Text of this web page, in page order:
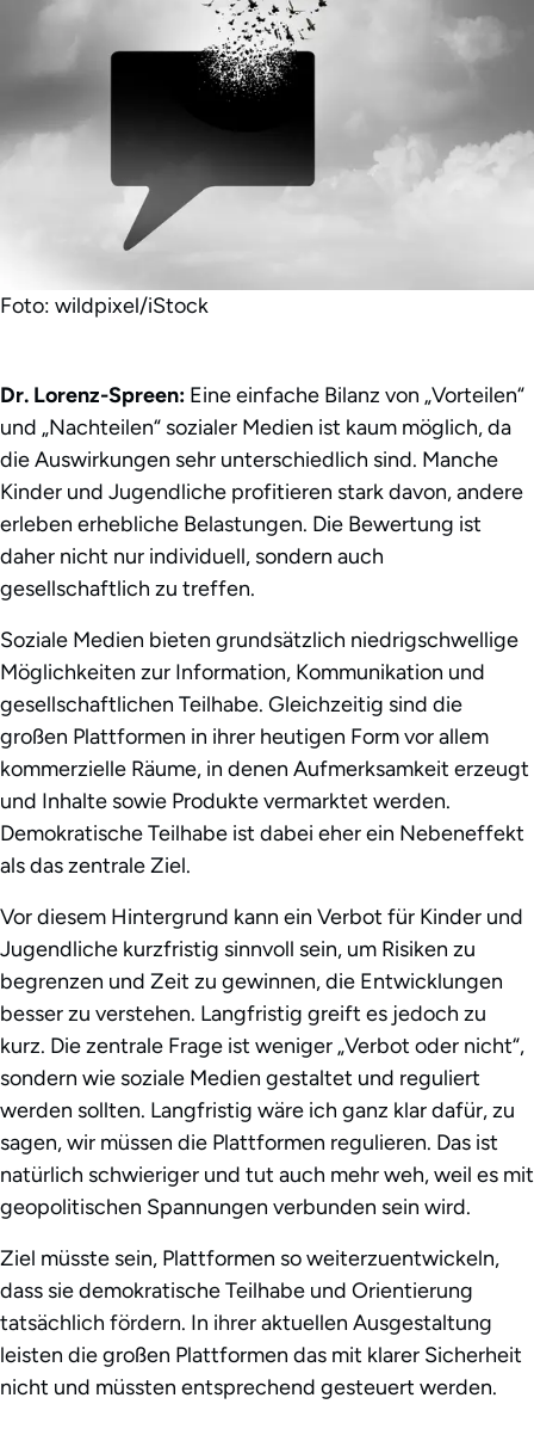
Foto: wildpixel/iStock
Dr. Lorenz-Spreen: Eine einfache Bilanz von „Vorteilen“
und „Nachteilen“ sozialer Medien ist kaum möglich, da
die Auswirkungen sehr unterschiedlich sind. Manche
Kinder und Jugendliche profitieren stark davon, andere
erleben erhebliche Belastungen. Die Bewertung ist
daher nicht nur individuell, sondern auch
gesellschaftlich zu treffen.
Soziale Medien bieten grundsätzlich niedrigschwellige
Möglichkeiten zur Information, Kommunikation und
gesellschaftlichen Teilhabe. Gleichzeitig sind die
großen Plattformen in ihrer heutigen Form vor allem
kommerzielle Räume, in denen Aufmerksamkeit erzeugt
und Inhalte sowie Produkte vermarktet werden.
Demokratische Teilhabe ist dabei eher ein Nebeneffekt
als das zentrale Ziel.
Vor diesem Hintergrund kann ein Verbot für Kinder und
Jugendliche kurzfristig sinnvoll sein, um Risiken zu
begrenzen und Zeit zu gewinnen, die Entwicklungen
besser zu verstehen. Langfristig greift es jedoch zu
kurz. Die zentrale Frage ist weniger „Verbot oder nicht“,
sondern wie soziale Medien gestaltet und reguliert
werden sollten. Langfristig wäre ich ganz klar dafür, zu
sagen, wir müssen die Plattformen regulieren. Das ist
natürlich schwieriger und tut auch mehr weh, weil es mit
geopolitischen Spannungen verbunden sein wird.
Ziel müsste sein, Plattformen so weiterzuentwickeln,
dass sie demokratische Teilhabe und Orientierung
tatsächlich fördern. In ihrer aktuellen Ausgestaltung
leisten die großen Plattformen das mit klarer Sicherheit
nicht und müssten entsprechend gesteuert werden.